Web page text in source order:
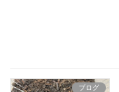
ブログ